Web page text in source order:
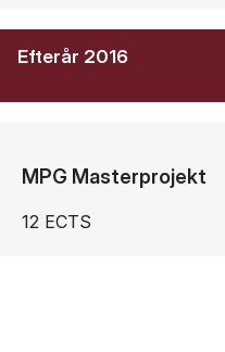
Efterår 2016
MPG Masterprojekt
12 ECTS